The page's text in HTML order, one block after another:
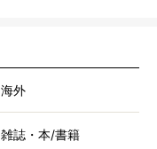
海外
雑誌・本/書籍